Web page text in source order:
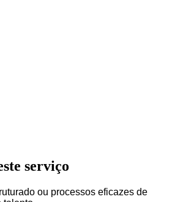
serviço
ou processos eficazes de